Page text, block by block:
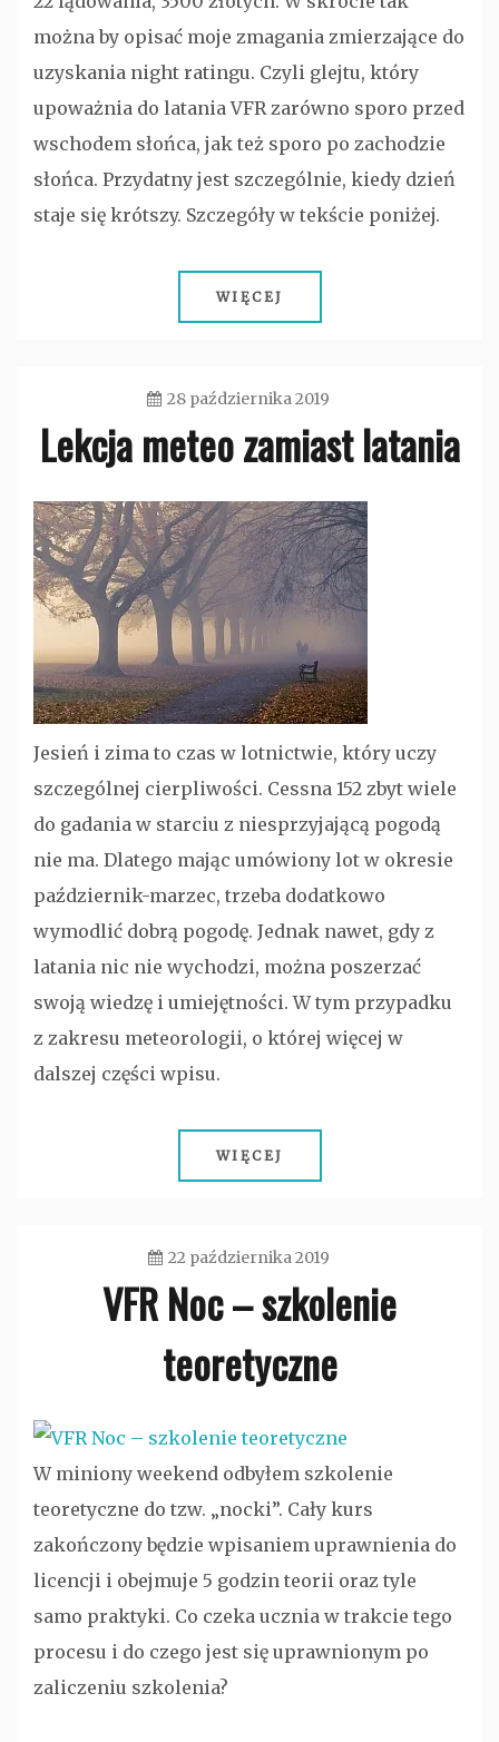
można by opisać moje zmagania zmierzające do
uzyskania night ratingu. Czyli glejtu, który
upoważnia do latania VFR zarówno sporo przed
wschodem słońca, jak też sporo po zachodzie
słońca. Przydatny jest szczególnie, kiedy dzień
staje się krótszy. Szczegóły w tekście poniżej.
WIĘCEJ
28 października 2019
admin
Lekcja meteo zamiast latania
kategorii
Jesień i zima to czas w lotnictwie, który uczy
szczególnej cierpliwości. Cessna 152 zbyt wiele
do gadania w starciu z niesprzyjającą pogodą
nie ma. Dlatego mając umówiony lot w okresie
październik-marzec, trzeba dodatkowo
wymodlić dobrą pogodę. Jednak nawet, gdy z
latania nic nie wychodzi, można poszerzać
swoją wiedzę i umiejętności. W tym przypadku
z zakresu meteorologii, o której więcej w
dalszej części wpisu.
WIĘCEJ
22 października 2019
admin
VFR Noc – szkolenie
teoretyczne
kategorii
W miniony weekend odbyłem szkolenie
teoretyczne do tzw. „nocki”. Cały kurs
zakończony będzie wpisaniem uprawnienia do
licencji i obejmuje 5 godzin teorii oraz tyle
samo praktyki. Co czeka ucznia w trakcie tego
procesu i do czego jest się uprawnionym po
zaliczeniu szkolenia?